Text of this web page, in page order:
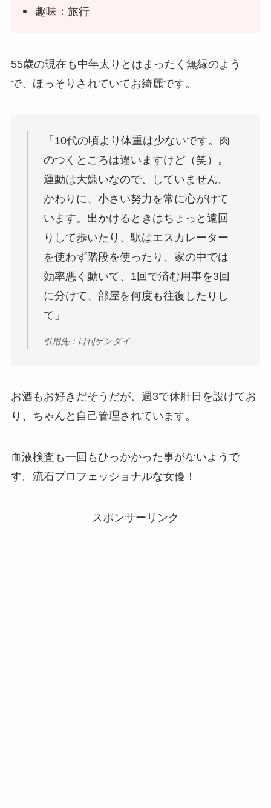
趣味：旅行
55歳の現在も中年太りとはまったく無縁のよう
で、ほっそりされていてお綺麗です。
「10代の頃より体重は少ないです。肉
のつくところは違いますけど（笑）。
運動は大嫌いなので、していません。
かわりに、小さい努力を常に心がけて
います。出かけるときはちょっと遠回
りして歩いたり、駅はエスカレーター
を使わず階段を使ったり、家の中では
効率悪く動いて、1回で済む用事を3回
に分けて、部屋を何度も往復したりし
て」
引用先：日刊ゲンダイ
お酒もお好きだそうだが、週3で休肝日を設けてお
り、ちゃんと自己管理されています。
血液検査も一回もひっかかった事がないようで
す。流石プロフェッショナルな女優！
スポンサーリンク